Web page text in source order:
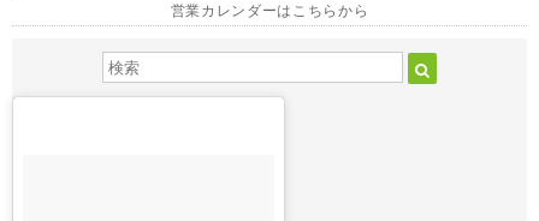
営業カレンダーはこちらから